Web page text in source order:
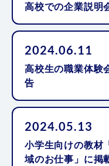
高校での企業説明
2024.06.11
高校生の職業体験
告
2024.05.13
小学生向けの教材
域のお仕事」に掲